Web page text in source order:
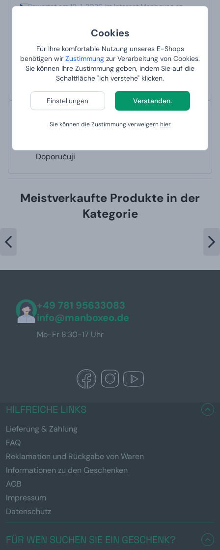
Cookies
Für Ihre komfortable Nutzung unseres E-Shops
benötigen wir Zustimmung zur Verarbeitung von Cookies.
Sie können Ihre Zustimmung geben, indem Sie auf die
Schaltfläche "Ich verstehe" klicken.
Einstellungen Verstanden.
Sie können die Zustimmung verweigernhier
Bewertet am 19. 1. 2026 im Internet Manboxeo.cz
Automatisch übersetzt mit Deepl Ai Originaltext anzeigen
Krásný dárek.
Rychlost dodání.
Doporučuji
Bewertet am 21. 12. 2025 im Internet Manboxeo.cz
Doporučuji
Meistverkaufte Produkte in der
Kategorie
+49 781 95633083
info@manboxeo.de
Mo-Fr 8:30-17 Uhr
HILFREICHE LINKS
Lieferung & Zahlung
FAQ
Reklamation und Rückgabe von Waren
Informationen zu den Geschenken
AGB
Impressum
Datenschutz
FÜR WEN SUCHEN SIE EIN GESCHENK?